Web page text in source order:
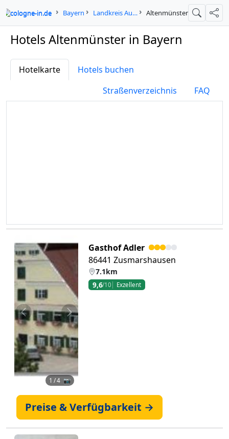
cologne-in.de Bayern Landkreis Augsburg Altenmünster Suche
Hotels Altenmünster in Bayern
Hotelkarte
Hotels buchen
Straßenverzeichnis
FAQ
Zurück Weiter
1 / 4 📷
Gasthof Adler
86441 Zusmarshausen
7.1km
9,6/10 Exzellent
Preise & Verfügbarkeit →